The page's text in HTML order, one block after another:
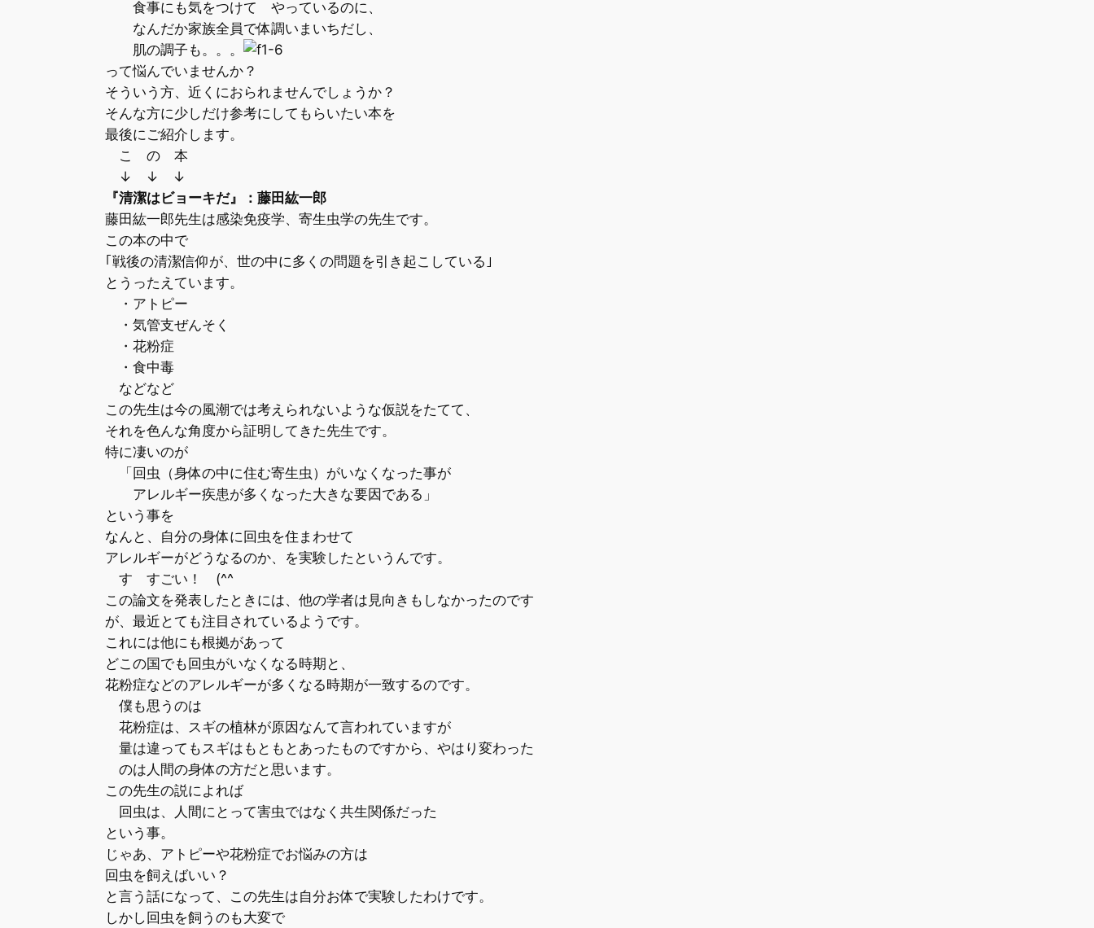
食事にも気をつけて やっているのに、
なんだか家族全員で体調いまいちだし、
肌の調子も。。。
って悩んでいませんか？
そういう方、近くにおられませんでしょうか？
そんな方に少しだけ参考にしてもらいたい本を
最後にご紹介します。
こ の 本
↓ ↓ ↓
『清潔はビョーキだ』：藤田紘一郎
藤田紘一郎先生は感染免疫学、寄生虫学の先生です。
この本の中で
｢戦後の清潔信仰が、世の中に多くの問題を引き起こしている｣
とうったえています。
・アトピー
・気管支ぜんそく
・花粉症
・食中毒
などなど
この先生は今の風潮では考えられないような仮説をたてて、
それを色んな角度から証明してきた先生です。
特に凄いのが
「回虫（身体の中に住む寄生虫）がいなくなった事が
アレルギー疾患が多くなった大きな要因である」
という事を
なんと、自分の身体に回虫を住まわせて
アレルギーがどうなるのか、を実験したというんです。
す すごい！ (^^ゞ
この論文を発表したときには、他の学者は見向きもしなかったのです
が、最近とても注目されているようです。
これには他にも根拠があって
どこの国でも回虫がいなくなる時期と、
花粉症などのアレルギーが多くなる時期が一致するのです。
僕も思うのは
花粉症は、スギの植林が原因なんて言われていますが
量は違ってもスギはもともとあったものですから、やはり変わった
のは人間の身体の方だと思います。
この先生の説によれば
回虫は、人間にとって害虫ではなく共生関係だった
という事。
じゃあ、アトピーや花粉症でお悩みの方は
回虫を飼えばいい？
と言う話になって、この先生は自分お体で実験したわけです。
しかし回虫を飼うのも大変で